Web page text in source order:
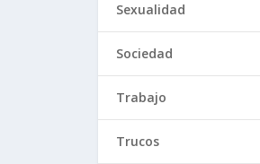
Sexualidad
Sociedad
Trabajo
Trucos